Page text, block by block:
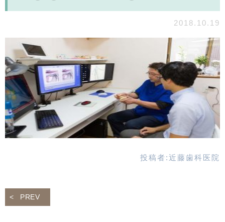
2018.10.19
投稿者:近藤歯科医院
PREV